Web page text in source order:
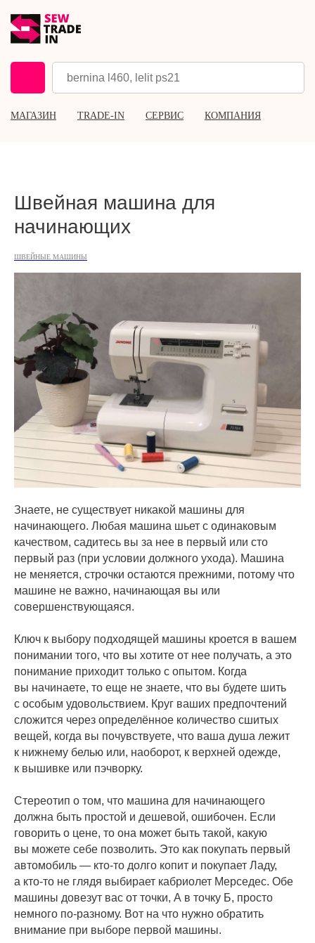
МАГАЗИН TRADE-IN СЕРВИС КОМПАНИЯ
Швейная машина для
начинающих
ШВЕЙНЫЕ МАШИНЫ
Знаете, не существует никакой машины для
начинающего. Любая машина шьет с одинаковым
качеством, садитесь вы за нее в первый или сто
первый раз (при условии должного ухода). Машина
не меняется, строчки остаются прежними, потому что
машине не важно, начинающая вы или
совершенствующаяся.
Ключ к выбору подходящей машины кроется в вашем
понимании того, что вы хотите от нее получать, а это
понимание приходит только с опытом. Когда
вы начинаете, то еще не знаете, что вы будете шить
с особым удовольствием. Круг ваших предпочтений
сложится через определённое количество сшитых
вещей, когда вы почувствуете, что ваша душа лежит
к нижнему белью или, наоборот, к верхней одежде,
к вышивке или пэчворку.
Стереотип о том, что машина для начинающего
должна быть простой и дешевой, ошибочен. Если
говорить о цене, то она может быть такой, какую
вы можете себе позволить. Это как покупать первый
автомобиль — кто-то долго копит и покупает Ладу,
а кто-то не глядя выбирает кабриолет Мерседес. Обе
машины довезут вас от точки, А в точку Б, просто
немного по-разному. Вот на что нужно обратить
внимание при выборе первой машины.